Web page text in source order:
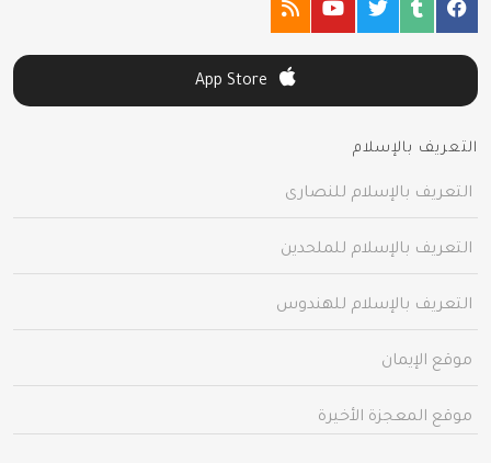
التعريف بالإسلام
التعريف بالإسلام للنصارى
التعريف بالإسلام للملحدين
التعريف بالإسلام للهندوس
موقع الإيمان
موقع المعجزة الأخيرة